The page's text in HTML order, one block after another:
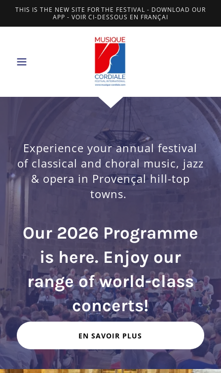
THIS IS THE NEW SITE FOR THE FESTIVAL - DOWNLOAD OUR
APP - VOIR CI-DESSOUS EN FRANÇAI
Experience your annual festival
of classical and choral music, jazz
& opera in Provençal hill-top
towns.
Our 2026 Programme
is here. Enjoy our
range of world-class
concerts!
EN SAVOIR PLUS